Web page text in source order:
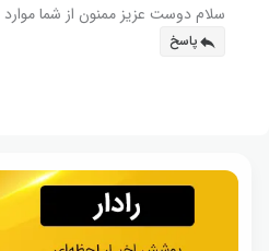
سلام دوست عزیز ممنون از شما
پاسخ